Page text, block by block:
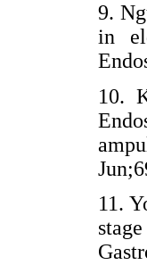
9.
in
10.
11.